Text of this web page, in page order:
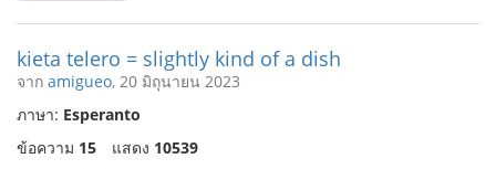
kieta telero = slightly kind of a dish
จาก amigueo, 20 มิถุนายน 2023
ภาษา: Esperanto
ข้อความ 15 แสดง 10539